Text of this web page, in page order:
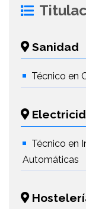
Sanidad
Técnico en
Técnico en
Automáticas